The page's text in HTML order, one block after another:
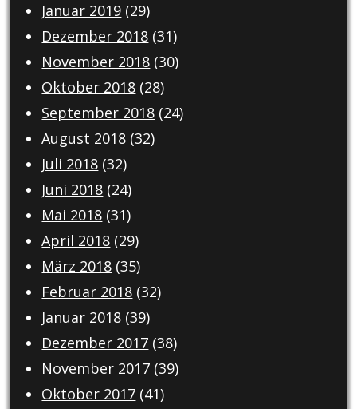
Januar 2019 (29)
Dezember 2018 (31)
November 2018 (30)
Oktober 2018 (28)
September 2018 (24)
August 2018 (32)
Juli 2018 (32)
Juni 2018 (24)
Mai 2018 (31)
April 2018 (29)
März 2018 (35)
Februar 2018 (32)
Januar 2018 (39)
Dezember 2017 (38)
November 2017 (39)
Oktober 2017 (41)